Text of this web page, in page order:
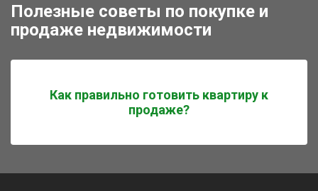
Полезные советы по покупке и
продаже недвижимости
Как правильно готовить квартиру к
продаже?